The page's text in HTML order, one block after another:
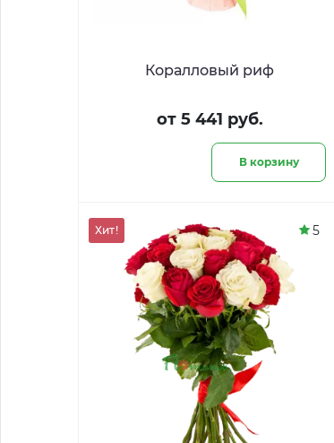
Коралловый риф
от 5 441 руб.
В корзину
Хит! 5